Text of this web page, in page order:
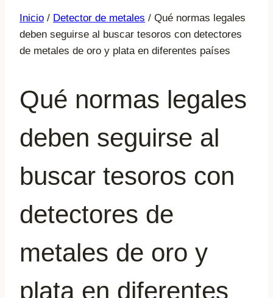
Inicio / Detector de metales / Qué normas legales
deben seguirse al buscar tesoros con detectores
de metales de oro y plata en diferentes países
Qué normas legales
deben seguirse al
buscar tesoros con
detectores de
metales de oro y
plata en diferentes